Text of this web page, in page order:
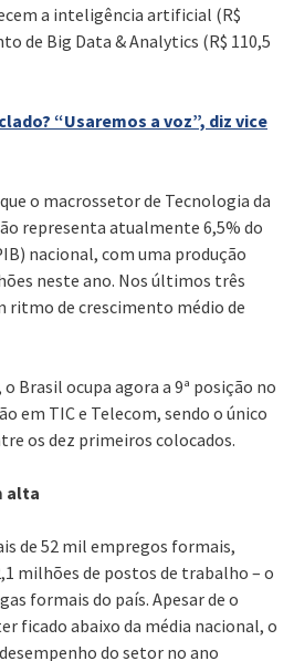
a inteligência artificial (R$
de Big Data & Analytics (R$ 110,5
“Usaremos a voz”, diz vice
o macrossetor de Tecnologia da
representa atualmente 6,5% do
nacional, com uma produção
neste ano. Nos últimos três
ritmo de crescimento médio de
Brasil ocupa agora a 9ª posição no
em TIC e Telecom, sendo o único
os dez primeiros colocados.
alta
de 52 mil empregos formais,
milhões de postos de trabalho – o
formais do país. Apesar de o
ficado abaixo da média nacional, o
do setor no ano